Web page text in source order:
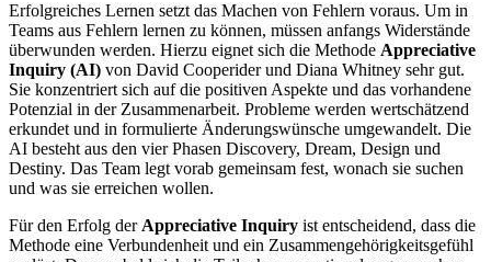
Erfolgreiches Lernen setzt das Machen von Fehlern voraus. Um in
Teams aus Fehlern lernen zu können, müssen anfangs Widerstände
überwunden werden. Hierzu eignet sich die Methode Appreciative
Inquiry (AI) von David Cooperider und Diana Whitney sehr gut.
Sie konzentriert sich auf die positiven Aspekte und das vorhandene
Potenzial in der Zusammenarbeit. Probleme werden wertschätzend
erkundet und in formulierte Änderungswünsche umgewandelt. Die
AI besteht aus den vier Phasen Discovery, Dream, Design und
Destiny. Das Team legt vorab gemeinsam fest, wonach sie suchen
und was sie erreichen wollen.
Für den Erfolg der Appreciative Inquiry ist entscheidend, dass die
Methode eine Verbundenheit und ein Zusammengehörigkeitsgefühl